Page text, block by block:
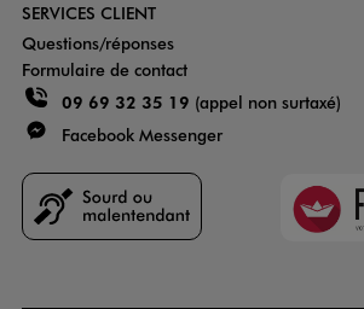
SERVICES CLIENT
Questions/réponses
Formulaire de contact
09 69 32 35 19 (appel non surtaxé)
Facebook Messenger
Faciliti